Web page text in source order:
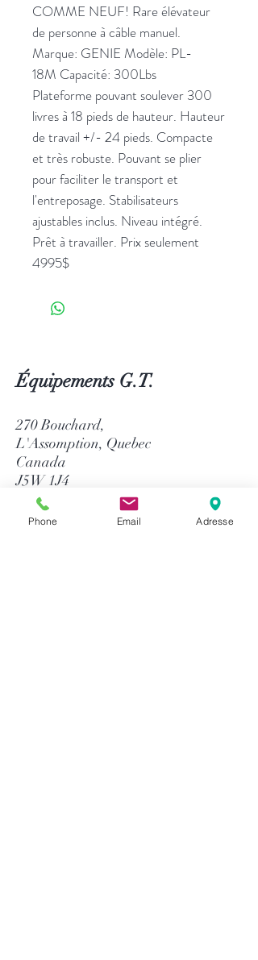
COMME NEUF! Rare élévateur
de personne à câble manuel.
Marque: GENIE Modèle: PL-
18M Capacité: 300Lbs
Plateforme pouvant soulever 300
livres à 18 pieds de hauteur. Hauteur
de travail +/- 24 pieds. Compacte
et très robuste. Pouvant se plier
pour faciliter le transport et
l'entreposage. Stabilisateurs
ajustables inclus. Niveau intégré.
Prêt à travailler. Prix seulement
4995$
Équipements G.T.
270 Bouchard,
L'Assomption, Quebec
Canada
J5W 1J4
514-758-8484
Phone Email Adresse